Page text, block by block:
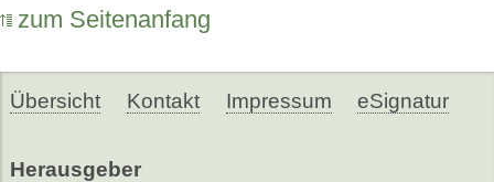
zum Seitenanfang
Übersicht Kontakt Impressum eSignatur
Herausgeber